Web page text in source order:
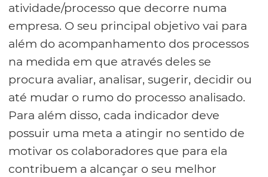
atividade/processo que decorre numa
empresa. O seu principal objetivo vai para
além do acompanhamento dos processos
na medida em que através deles se
procura avaliar, analisar, sugerir, decidir ou
até mudar o rumo do processo analisado.
Para além disso, cada indicador deve
possuir uma meta a atingir no sentido de
motivar os colaboradores que para ela
contribuem a alcançar o seu melhor